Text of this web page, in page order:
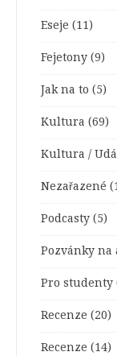
Eseje (11)
Fejetony (9)
Jak na to (5)
Kultura (69)
Kultura /
Nezařazené
Podcasty (5)
Pozvánky na
Pro studenty
Recenze (20)
Recenze (14)